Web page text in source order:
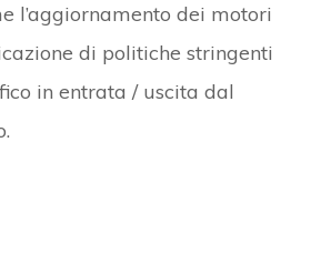
l’aggiornamento dei motori
di politiche stringenti
in entrata / uscita dal